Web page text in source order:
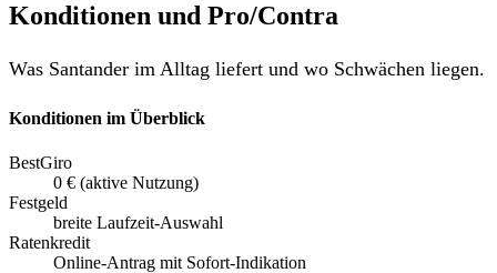
Konditionen und Pro/Contra
Was Santander im Alltag liefert und wo Schwächen liegen.
Konditionen im Überblick
BestGiro
0 € (aktive Nutzung)
Festgeld
breite Laufzeit-Auswahl
Ratenkredit
Online-Antrag mit Sofort-Indikation